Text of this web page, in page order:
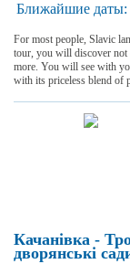
Ближайшие даты:
For most people, Slavic
tour, you will discover not
more. You will see with
with its priceless blend of
Качанівка -
дворянські